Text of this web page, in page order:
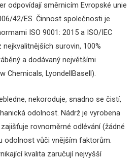
odpovídají směrnicím Evropské unie
42/ES. Činnost společnosti je
ISO 9001: 2015 a ISO/IEC
nejkvalitnějších surovin, 100%
a dodávaný největšími
Chemicals, LyondellBasell).
nekoroduje, snadno se čistí,
odolnost. Nádrž je vyrobena
rovnoměrné odlévání (žádné
odolnost vůči vnějším faktorům.
kvalita zaručují nejvyšší